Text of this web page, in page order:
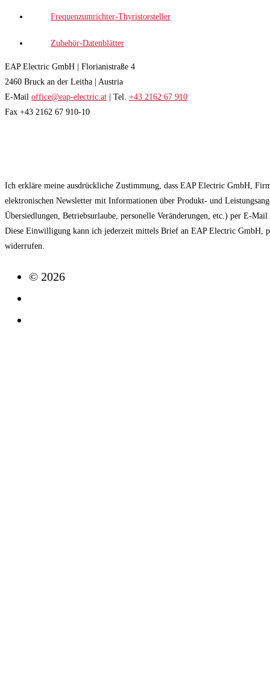
Frequenzumrichter-Thyristorsteller
Zubehör-Datenblätter
EAP Electric GmbH | Florianistraße 4
2460 Bruck an der Leitha | Austria
E-Mail office@eap-electric.at | Tel. +43 2162 67 910
Fax +43 2162 67 910-10
Ich erkläre meine ausdrückliche Zustimmung, dass EAP Electric GmbH,
elektronischen Newsletter mit Informationen über Produkt- und
Übersiedlungen, Betriebsurlaube, personelle Veränderungen, etc.) per E-
Diese Einwilligung kann ich jederzeit mittels Brief an EAP Electric GmbH,
widerrufen.
© 2026